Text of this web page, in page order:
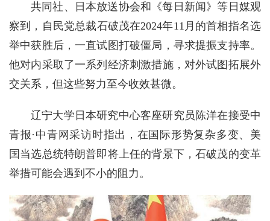
共同社、日本放送协会和《每日新闻》等日媒观
察到，自民党总裁石破茂在2024年11月的首相指名选
举中获胜后，一直试图打破僵局，寻求提振支持率。
他对内采取了一系列经济刺激措施，对外试图拓展外
交关系，但这些努力至今收效甚微。
辽宁大学日本研究中心客座研究员陈洋在接受中
青报·中青网采访时指出，在国际形势复杂多变、美
国当选总统特朗普即将上任的背景下，石破茂的变革
举措可能会遇到不小的阻力。